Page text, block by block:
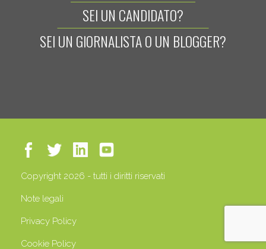
SEI UN CANDIDATO?
SEI UN GIORNALISTA O UN BLOGGER?
Copyright 2026 - tutti i diritti riservati
Note legali
Privacy Policy
Cookie Policy